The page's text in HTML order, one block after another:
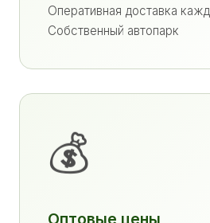
Оперативная доставка
Собственный автопарк
💰
Оптовые цены